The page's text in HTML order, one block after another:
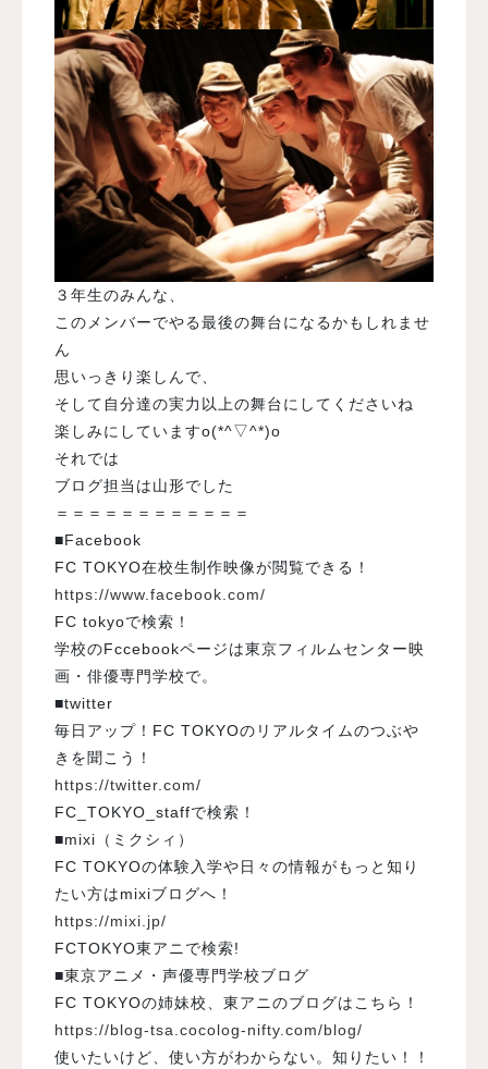
３年生のみんな、
このメンバーでやる最後の舞台になるかもしれませ
ん
思いっきり楽しんで、
そして自分達の実力以上の舞台にしてくださいね
楽しみにしていますo(*^▽^*)o
それでは
ブログ担当は山形でした
＝＝＝＝＝＝＝＝＝＝＝＝
■Facebook
FC TOKYO在校生制作映像が閲覧できる！
https://www.facebook.com/
FC tokyoで検索！
学校のFccebookページは東京フィルムセンター映
画・俳優専門学校で。
■twitter
毎日アップ！FC TOKYOのリアルタイムのつぶや
きを聞こう！
https://twitter.com/
FC_TOKYO_staffで検索！
■mixi（ミクシィ）
FC TOKYOの体験入学や日々の情報がもっと知り
たい方はmixiブログへ！
https://mixi.jp/
FCTOKYO東アニで検索!
■東京アニメ・声優専門学校ブログ
FC TOKYOの姉妹校、東アニのブログはこちら！
https://blog-tsa.cocolog-nifty.com/blog/
使いたいけど、使い方がわからない。知りたい！！